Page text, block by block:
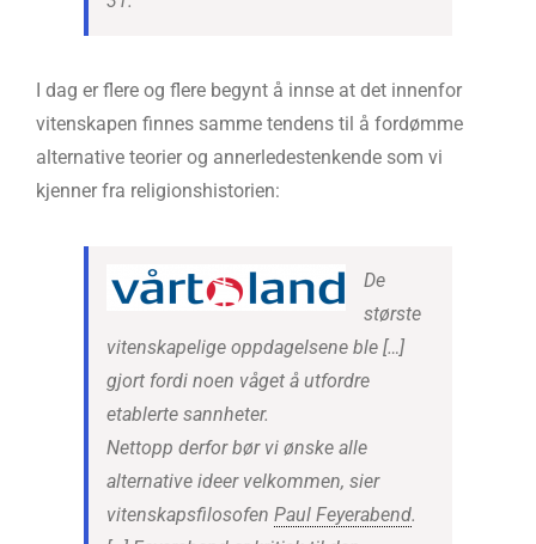
I dag er flere og flere begynt å innse at det innenfor
vitenskapen finnes samme tendens til å fordømme
alternative teorier og annerledestenkende som vi
kjenner fra religionshistorien:
De
største
vitenskapelige oppdagelsene ble […]
gjort fordi noen våget å utfordre
etablerte sannheter.
Nettopp derfor bør vi ønske alle
alternative ideer velkommen, sier
vitenskapsfilosofen Paul Feyerabend.